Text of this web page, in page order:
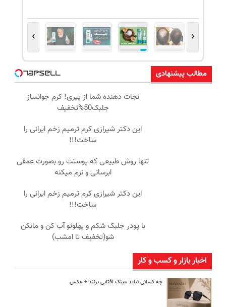
‹
›
مطالب پیشنهادی
نجات دهنده شما از پیری! کرم جوانساز
جلبک50%تخفیف
این دکتر شیرازی کرم ترمیم زخم ایرانی را
ساخت!!!
تنها روش طبیعی که پوستت رو بصورت عمقی
ابرسانی و نرم میکنه
این دکتر شیرازی کرم ترمیم زخم ایرانی را
ساخت!!!
با پودر جلبک شکم و پهلوتو آب کن و مانکن
شو(تخفیف تا امشب)
اخبار بازار و کسب و کار
چه کسانی نباید عینک آفتابی بزنند + عکس